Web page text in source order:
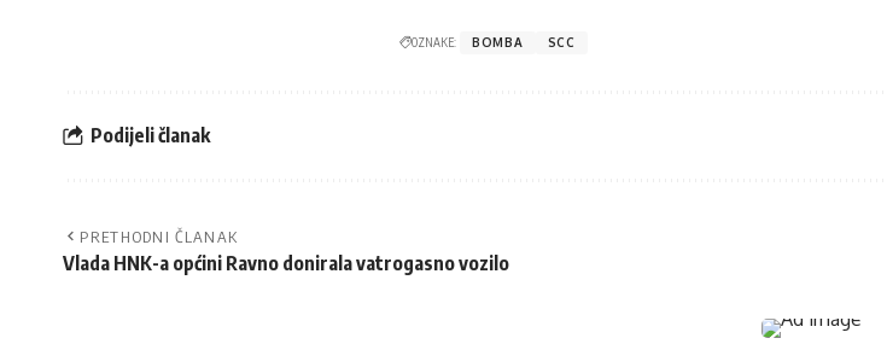
OZNAKE: BOMBA SCC
Podijeli članak
PRETHODNI ČLANAK
Vlada HNK-a općini Ravno donirala vatrogasno vozilo